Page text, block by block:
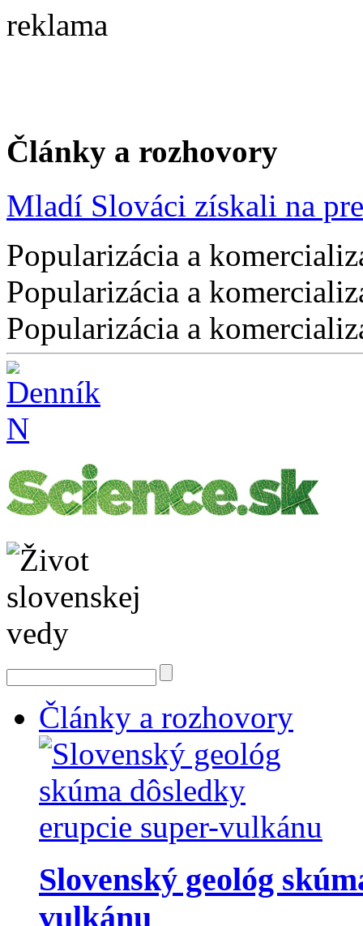
reklama
Články a rozhovory
Mladí Slováci získali na
Popularizácia a
Popularizácia a
Popularizácia a
Články a rozhovory
Slovenský geológ
vulkánu